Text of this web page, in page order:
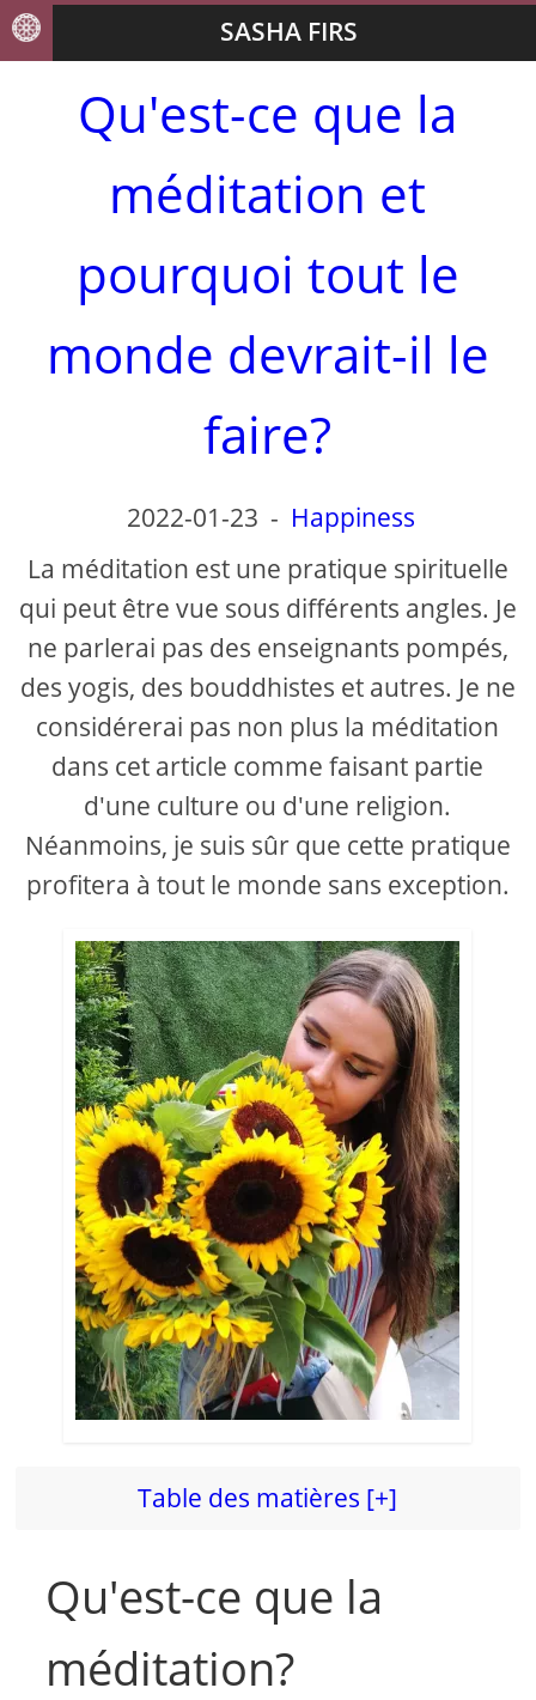
SASHA FIRS
Qu'est-ce que la
méditation et
pourquoi tout le
monde devrait-il le
faire?
2022-01-23 - Happiness
La méditation est une pratique spirituelle
qui peut être vue sous différents angles. Je
ne parlerai pas des enseignants pompés,
des yogis, des bouddhistes et autres. Je ne
considérerai pas non plus la méditation
dans cet article comme faisant partie
d'une culture ou d'une religion.
Néanmoins, je suis sûr que cette pratique
profitera à tout le monde sans exception.
Table des matières [+]
Qu'est-ce que la
méditation?